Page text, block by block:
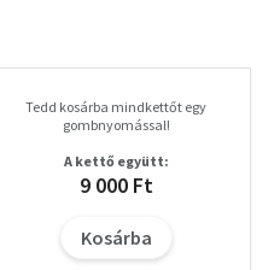
Mesés képek és
meg a világ
egészen addig a
és Virgil Abloh kreatív
a legmutatósabb
Tedd kosárba mindkettőt egy
gombnyomással!
A kettő együtt:
9 000 Ft
Kosárba